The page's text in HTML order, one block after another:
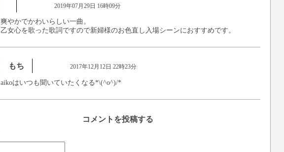
2019年07月29日 16時09分
爽やかでかわいらしい一曲。
乙女心を歌った歌詞ですので新婦様のお色直し入場シーンにおすすめです。
もち 2017年12月12日 22時23分
aikoはいつも聞いていたくなる*\(^o^)/*
コメントを投稿する